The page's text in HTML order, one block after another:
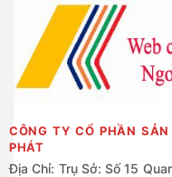
CÔNG TY CỔ PHẦN
PHÁT
Địa Chỉ: Trụ Sở: Số 15